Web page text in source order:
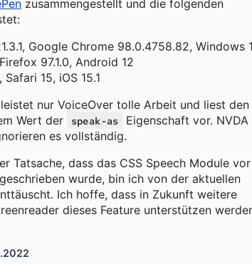
zusammengestellt und die folgenden
Google Chrome 98.0.4758.82, Windows
97.1.0, Android 12
Safari 15, iOS 15.1
nur VoiceOver tolle Arbeit und liest den
Wert der
speak-as
Eigenschaft vor. NVDA
es vollständig.
Tatsache, dass das CSS Speech Module vor
wurde, bin ich von der aktuellen
Ich hoffe, dass in Zukunft weitere
dieses Feature unterstützen